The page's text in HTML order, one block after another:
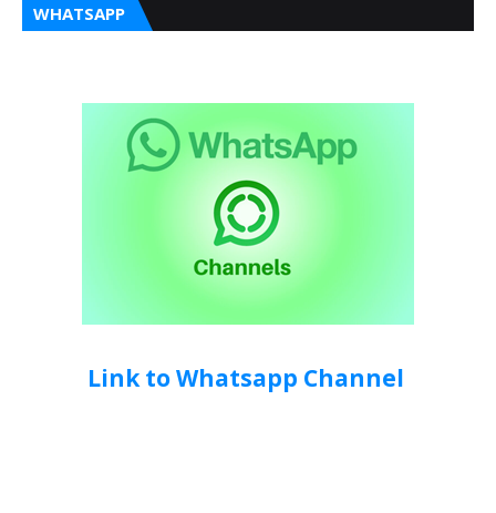
WHATSAPP
Link to Whatsapp Channel